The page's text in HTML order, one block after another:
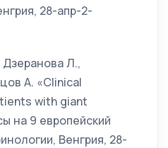
28-апр-2-
Дзеранова Л.,
А. «Clinical
with giant
на 9 европейский
Венгрия, 28-